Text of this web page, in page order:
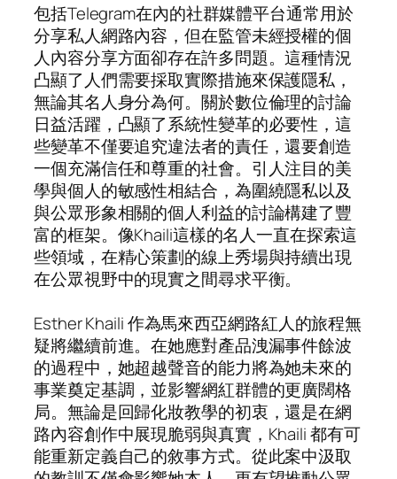
包括Telegram在內的社群媒體平台通常用於
分享私人網路內容，但在監管未經授權的個
人內容分享方面卻存在許多問題。這種情況
凸顯了人們需要採取實際措施來保護隱私，
無論其名人身分為何。關於數位倫理的討論
日益活躍，凸顯了系統性變革的必要性，這
些變革不僅要追究違法者的責任，還要創造
一個充滿信任和尊重的社會。引人注目的美
學與個人的敏感性相結合，為圍繞隱私以及
與公眾形象相關的個人利益的討論構建了豐
富的框架。像Khaili這樣的名人一直在探索這
些領域，在精心策劃的線上秀場與持續出現
在公眾視野中的現實之間尋求平衡。
Esther Khaili 作為馬來西亞網路紅人的旅程無
疑將繼續前進。在她應對產品洩漏事件餘波
的過程中，她超越聲音的能力將為她未來的
事業奠定基調，並影響網紅群體的更廣闊格
局。無論是回歸化妝教學的初衷，還是在網
路內容創作中展現脆弱與真實，Khaili 都有可
能重新定義自己的敘事方式。從此案中汲取